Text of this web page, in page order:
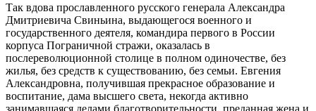
Так вдова прославленного русского генерала Александра
Дмитриевича Свиньина, выдающегося военного и
государственного деятеля, командира первого в России
корпуса Пограничной стражи, оказалась в
послереволюционной столице в полном одиночестве, без
жилья, без средств к существованию, без семьи. Евгения
Александровна, получившая прекрасное образование и
воспитание, дама высшего света, некогда активно
занимавшаяся делами благотворительности, преданная жена и